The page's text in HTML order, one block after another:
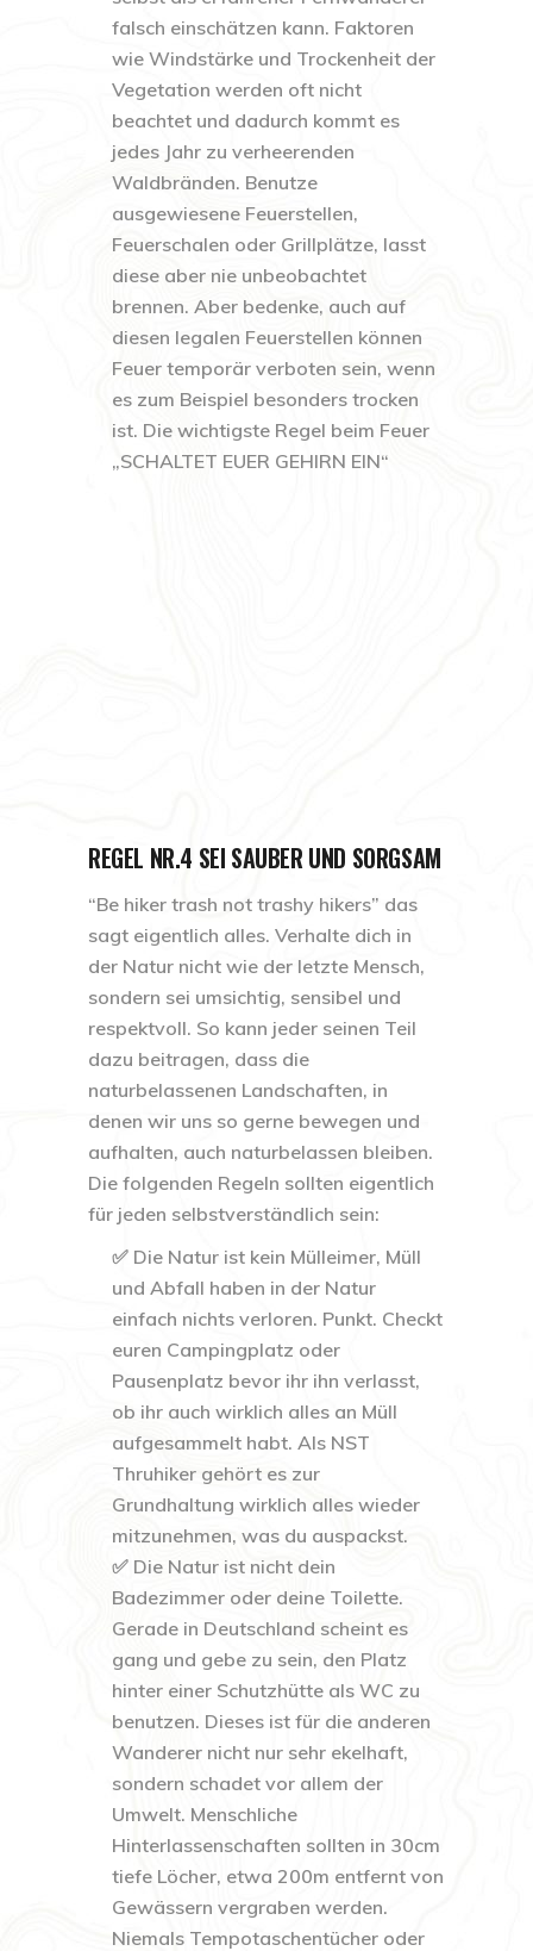
falsch einschätzen kann. Faktoren
wie Windstärke und Trockenheit der
Vegetation werden oft nicht
beachtet und dadurch kommt es
jedes Jahr zu verheerenden
Waldbränden. Benutze
ausgewiesene Feuerstellen,
Feuerschalen oder Grillplätze, lasst
diese aber nie unbeobachtet
brennen. Aber bedenke, auch auf
diesen legalen Feuerstellen können
Feuer temporär verboten sein, wenn
es zum Beispiel besonders trocken
ist. Die wichtigste Regel beim Feuer
„SCHALTET EUER GEHIRN EIN“
REGEL NR.4 SEI SAUBER UND SORGSAM
“Be hiker trash not trashy hikers” das
sagt eigentlich alles. Verhalte dich in
der Natur nicht wie der letzte Mensch,
sondern sei umsichtig, sensibel und
respektvoll. So kann jeder seinen Teil
dazu beitragen, dass die
naturbelassenen Landschaften, in
denen wir uns so gerne bewegen und
aufhalten, auch naturbelassen bleiben.
Die folgenden Regeln sollten eigentlich
für jeden selbstverständlich sein:
✅ Die Natur ist kein Mülleimer, Müll
und Abfall haben in der Natur
einfach nichts verloren. Punkt. Checkt
euren Campingplatz oder
Pausenplatz bevor ihr ihn verlasst,
ob ihr auch wirklich alles an Müll
aufgesammelt habt. Als NST
Thruhiker gehört es zur
Grundhaltung wirklich alles wieder
mitzunehmen, was du auspackst.
✅ Die Natur ist nicht dein
Badezimmer oder deine Toilette.
Gerade in Deutschland scheint es
gang und gebe zu sein, den Platz
hinter einer Schutzhütte als WC zu
benutzen. Dieses ist für die anderen
Wanderer nicht nur sehr ekelhaft,
sondern schadet vor allem der
Umwelt. Menschliche
Hinterlassenschaften sollten in 30cm
tiefe Löcher, etwa 200m entfernt von
Gewässern vergraben werden.
Niemals Tempotaschentücher oder